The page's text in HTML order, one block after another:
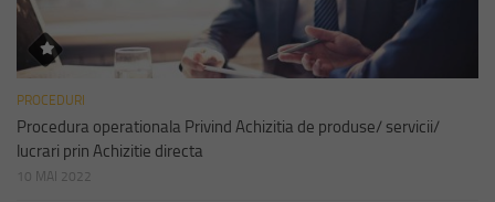
PROCEDURI
Procedura operationala Privind Achizitia de produse/ servicii/
lucrari prin Achizitie directa
10 MAI 2022